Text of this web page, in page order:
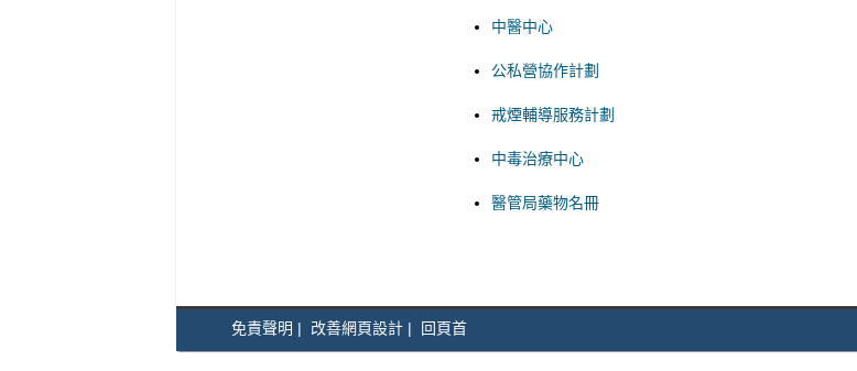
中醫中心
公私營協作計劃
戒煙輔導服務計劃
中毒治療中心
醫管局藥物名冊
免責聲明 | 改善網頁設計 | 回頁首